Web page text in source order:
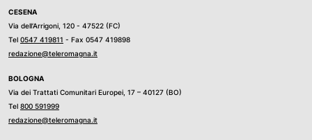
CESENA
Via dell’Arrigoni, 120 - 47522 (FC)
Tel 0547 419811 - Fax 0547 419898
redazione@teleromagna.it
BOLOGNA
Via dei Trattati Comunitari Europei, 17 – 40127 (BO)
Tel 800 591999
redazione@teleromagna.it